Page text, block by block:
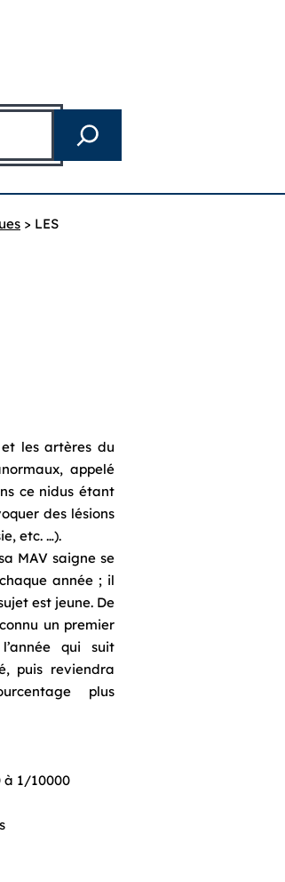
> LES
les artères du
appelé
ce nidus étant
des lésions
etc. …).
MAV saigne se
année ; il
est jeune. De
un premier
qui suit
puis reviendra
plus
à 1/10000